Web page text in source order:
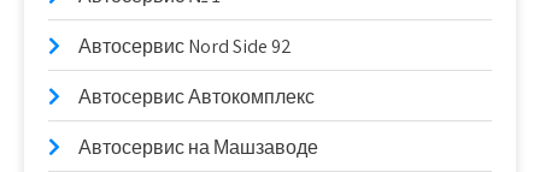
Автосервис Nord Side 92
Автосервис Автокомплекс
Автосервис на Машзаводе